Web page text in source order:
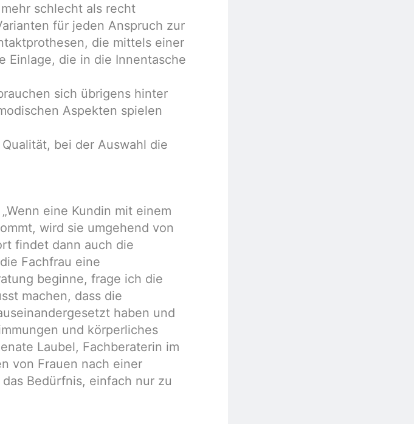
schlecht als recht
für jeden Anspruch zur
die mittels einer
Einlage, die in die Innentasche
sich übrigens hinter
Aspekten spielen
bei der Auswahl die
eine Kundin mit einem
wird sie umgehend von
findet dann auch die
Fachfrau eine
beginne, frage ich die
machen, dass die
haben und
und körperliches
Laubel, Fachberaterin im
von Frauen nach einer
Bedürfnis, einfach nur zu